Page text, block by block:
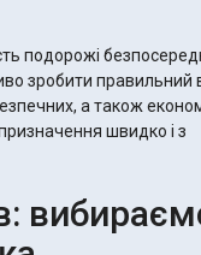
подорожі
зробити правильний
а також
швидко і з